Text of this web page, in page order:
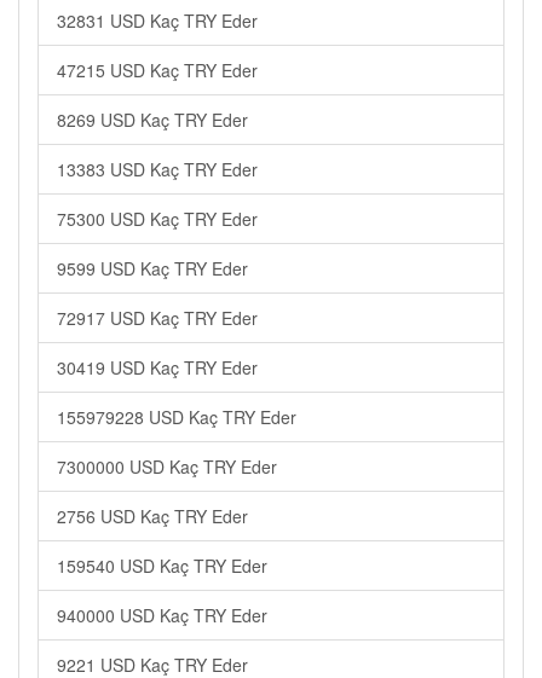
32831 USD Kaç TRY Eder
47215 USD Kaç TRY Eder
8269 USD Kaç TRY Eder
13383 USD Kaç TRY Eder
75300 USD Kaç TRY Eder
9599 USD Kaç TRY Eder
72917 USD Kaç TRY Eder
30419 USD Kaç TRY Eder
155979228 USD Kaç TRY Eder
7300000 USD Kaç TRY Eder
2756 USD Kaç TRY Eder
159540 USD Kaç TRY Eder
940000 USD Kaç TRY Eder
9221 USD Kaç TRY Eder